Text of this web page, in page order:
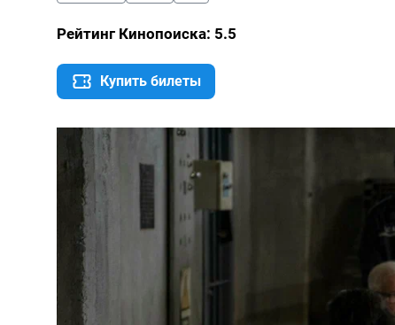
Рейтинг Кинопоиска: 5.5
Купить билеты